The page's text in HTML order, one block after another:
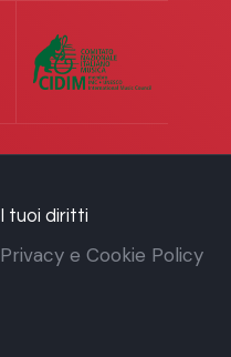
I tuoi diritti
Privacy e Cookie Policy